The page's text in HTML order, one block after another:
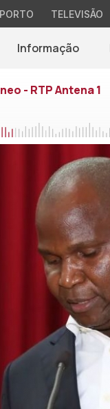
TELEVISÃO
Informação
- RTP Antena 1